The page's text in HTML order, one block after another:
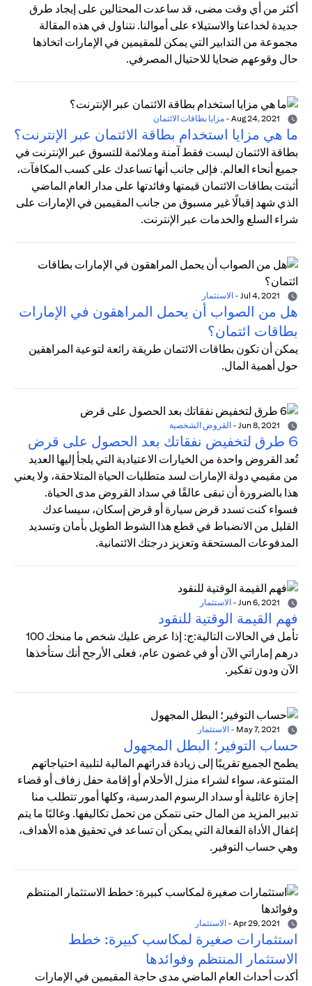
أكثر من أي وقت مضى، قد ساعدت المحتالين على إيجاد طرق
جديدة لخداعنا والاستيلاء على أموالنا. نتناول في هذه المقالة
مجموعة من التدابير التي يمكن للمقيمين في الإمارات اتخاذها
حال وقوعهم ضحايا للاحتيال المصرفي.
- مزايا بطاقات الائتمان
ما هي مزايا استخدام بطاقة الائتمان عبر الإنترنت؟
بطاقة الائتمان ليست فقط آمنة وملائمة للتسوق عبر الإنترنت في
جميع أنحاء العالم. فإلى جانب أنها تساعدك على كسب المكافآت،
أثبتت بطاقات الائتمان قيمتها وفائدتها على مدار العام الماضي
الذي شهد إقبالًا غير مسبوق من جانب المقيمين في الإمارات على
شراء السلع والخدمات عبر الإنترنت.
- الاستثمار
هل من الصواب أن يحمل المراهقون في الإمارات
بطاقات ائتمان؟
يمكن أن تكون بطاقات الائتمان طريقة رائعة لتوعية المراهقين
حول أهمية المال.
- القروض الشخصية
6 طرق لتخفيض نفقاتك بعد الحصول على قرض
تُعد القروض واحدة من الخيارات الاعتيادية التي يلجأ إليها العديد
من مقيمي دولة الإمارات لسد متطلبات الحياة المتلاحقة، ولا يعني
هذا بالضرورة أن تبقى عالقًا في سداد القروض مدى الحياة.
فسواء كنت تسدد قرض سيارة أو قرض إسكان، سيساعدك
القليل من الانضباط في قطع هذا الشوط الطويل بأمان وتسديد
المدفوعات المستحقة وتعزيز درجتك الائتمانية.
- الاستثمار
فهم القيمة الوقتية للنقود
تأمل في الحالات التالية:ج: إذا عرض عليك شخص ما منحك 100
درهم إماراتي الآن أو في غضون عام، فعلى الأرجح أنك ستأخذها
الآن ودون تفكير.
- الاستثمار
حساب التوفير؛ البطل المجهول
يطمح الجميع تقريبًا إلى زيادة قدراتهم المالية لتلبية احتياجاتهم
المتنوعة، سواء لشراء منزل الأحلام أو إقامة حفل زفاف أو قضاء
إجازة عائلية أو سداد الرسوم المدرسية، وكلها أمور تتطلب منا
تدبير المزيد من المال حتى نتمكن من تحمل تكاليفها. وغالبًا ما يتم
إغفال الأداة الفعالة التي يمكن أن تساعد في تحقيق هذه الأهداف،
وهي حساب التوفير.
- الاستثمار
استثمارات صغيرة لمكاسب كبيرة: خطط
الاستثمار المنتظم وفوائدها
أكدت أحداث العام الماضي مدى حاجة المقيمين في الإمارات